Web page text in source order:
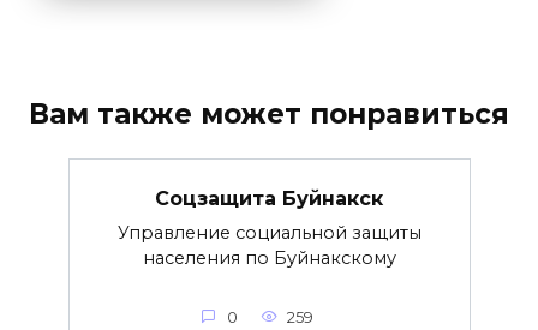
Вам также может понравиться
Соцзащита Буйнакск
Управление социальной защиты
населения по Буйнакскому
0 259